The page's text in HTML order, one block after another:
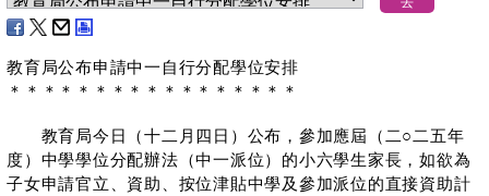
教育局公布申請中一自行分配學位安排
＊ ＊ ＊ ＊ ＊ ＊ ＊ ＊ ＊ ＊ ＊ ＊ ＊ ＊ ＊ ＊ ＊
教育局今日（十二月四日）公布，參加應屆（二○二五年
度）中學學位分配辦法（中一派位）的小六學生家長，如欲為
子女申請官立、資助、按位津貼中學及參加派位的直接資助計